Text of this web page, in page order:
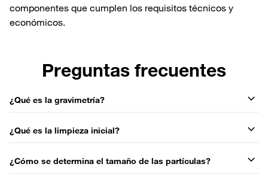
componentes que cumplen los requisitos técnicos y
económicos.
Preguntas frecuentes
¿Qué es la gravimetría?
¿Qué es la limpieza inicial?
¿Cómo se determina el tamaño de las partículas?